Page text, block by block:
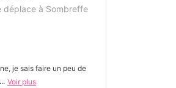
déplace à Sombreffe
je sais faire un peu de
Voir plus